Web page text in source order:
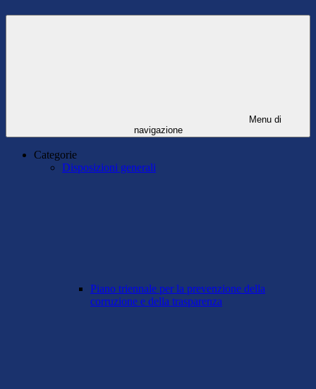
Menu di
navigazione
Categorie
Disposizioni generali
Piano triennale per la prevenzione della
corruzione e della trasparenza